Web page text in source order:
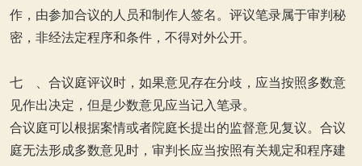
作，由参加合议的人员和制作人签名。评议笔录属于审判秘
密，非经法定程序和条件，不得对外公开。
七 、合议庭评议时，如果意见存在分歧，应当按照多数意
见作出决定，但是少数意见应当记入笔录。
合议庭可以根据案情或者院庭长提出的监督意见复议。合议
庭无法形成多数意见时，审判长应当按照有关规定和程序建